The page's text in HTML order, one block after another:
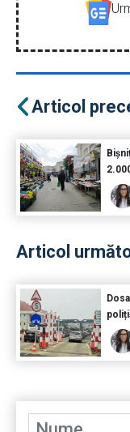
Articol
Articol